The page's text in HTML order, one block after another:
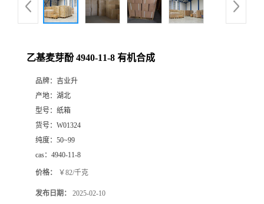
乙基麦芽酚 4940-11-8 有机合成
品牌： 吉业升
产地： 湖北
型号： 纸箱
货号： W01324
纯度： 50~99
cas： 4940-11-8
价格： ￥82/千克
发布日期： 2025-02-10